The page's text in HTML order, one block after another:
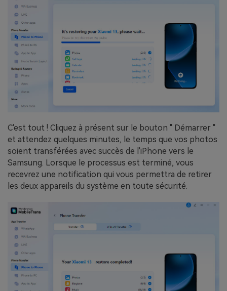
C'est tout ! Cliquez à présent sur le bouton " Démarrer "
et attendez quelques minutes, le temps que vos photos
soient transférées avec succès de l'iPhone vers le
Samsung. Lorsque le processus est terminé, vous
recevrez une notification qui vous permettra de retirer
les deux appareils du système en toute sécurité.